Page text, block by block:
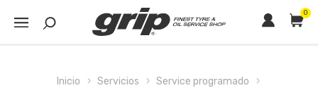
0
Inicio Servicios
Service programado